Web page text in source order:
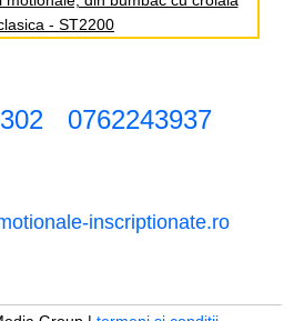
0762243937
inscriptionate.ro